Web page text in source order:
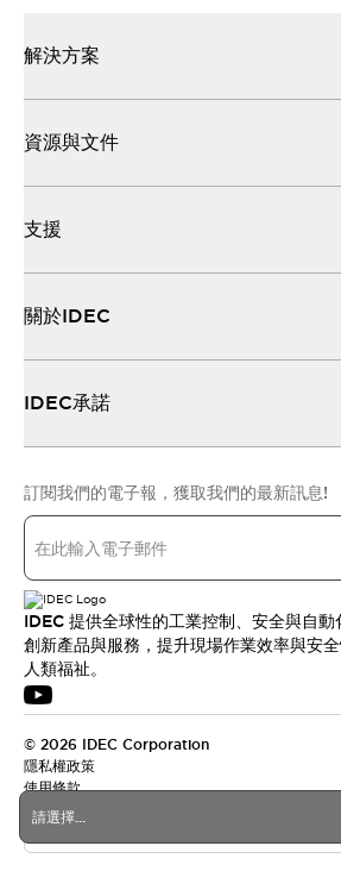
請選擇...
解決方案
資源與文件
支援
關於IDEC
IDEC承諾
訂閱我們的電子報，獲取我們的最新訊息!
IDEC 提供全球性的工業控制、安全與自
創新產品與服務，提升現場作業效率與安
人類福祉。
© 2026 IDEC Corporation
隱私權政策
使用條款
台灣